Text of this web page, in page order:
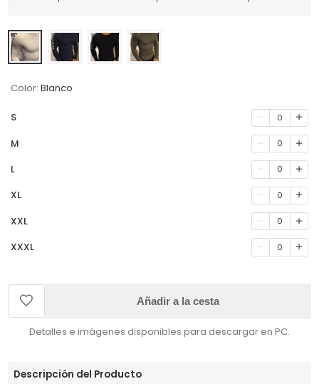
Color: Blanco
S 0
M 0
L 0
XL 0
XXL 0
XXXL 0
Añadir a la cesta
Detalles e imágenes disponibles para descargar en PC.
Descripción del Producto